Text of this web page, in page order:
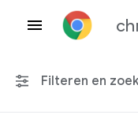
Filteren en